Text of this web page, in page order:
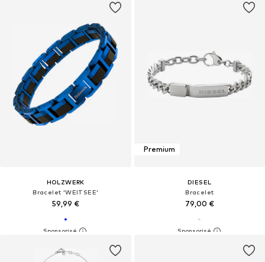
HOLZWERK
Bracelet 'WEITSEE'
59,99 €
Premium
DIESEL
Bracelet
79,00 €